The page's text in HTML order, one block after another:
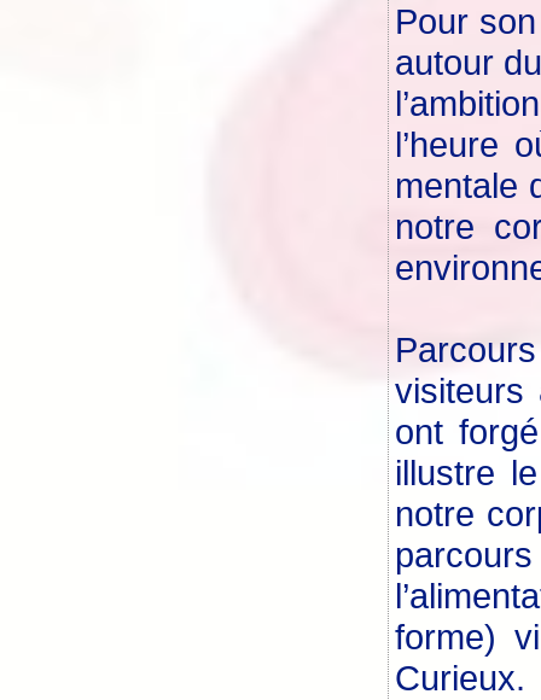
Pour
autour
l’heure
mentale
notre
visiteurs
ont
illustre
notre
forme)
Curieux.